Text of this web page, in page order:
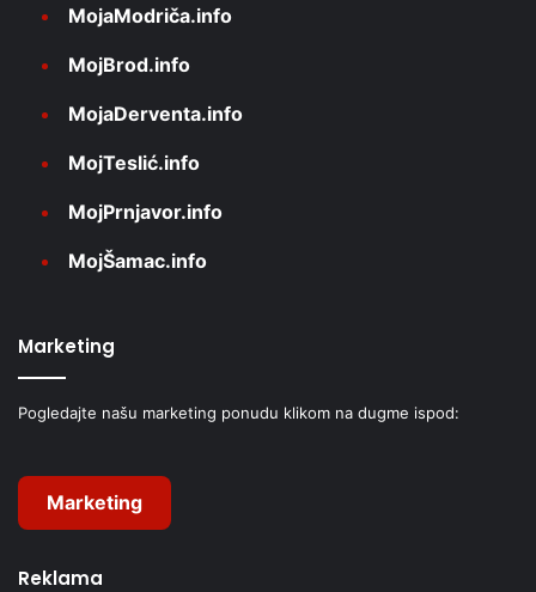
MojaModriča.info
MojBrod.info
MojaDerventa.info
MojTeslić.info
MojPrnjavor.info
MojŠamac.info
Marketing
Pogledajte našu marketing ponudu klikom na dugme ispod:
Marketing
Reklama